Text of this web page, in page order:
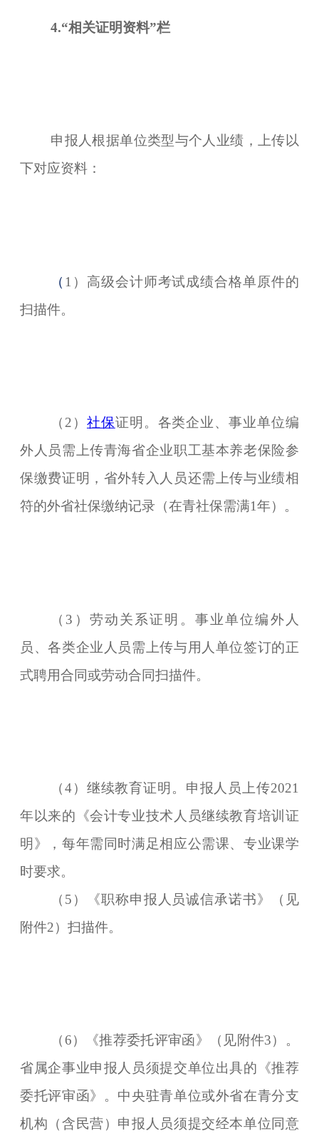
4.“相关证明资料”栏
申报人根据单位类型与个人业绩，上传以
下对应资料：
（ 1）高级会计师考试成绩合格单原件的
扫描件。
（2） 社保证明。各类企业、事业单位编
外人员需上传青海省企业职工基本养老保险参
保缴费证明，省外转入人员还需上传与业绩相
符的外省社保缴纳记录（在青社保需满1年）。
（3）劳动关系证明。事业单位编外人
员、各类企业人员需上传与用人单位签订的正
式聘用合同或劳动合同扫描件。
（4）继续教育证明。申报人员上传2021
年以来的《会计专业技术人员继续教育培训证
明》，每年需同时满足相应公需课、专业课学
时要求。
（5）《职称申报人员诚信承诺书》（见
附件2）扫描件。
（6）《推荐委托评审函》（见附件3）。
省属企事业申报人员须提交单位出具的《推荐
委托评审函》。中央驻青单位或外省在青分支
机构（含民营）申报人员须提交经本单位同意